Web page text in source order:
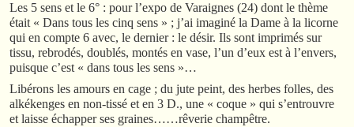
Les 5 sens et le 6° : pour l’expo de Varaignes (24) dont le thème
était « Dans tous les cinq sens » ; j’ai imaginé la Dame à la licorne
qui en compte 6 avec, le dernier : le désir. Ils sont imprimés sur
tissu, rebrodés, doublés, montés en vase, l’un d’eux est à l’envers,
puisque c’est « dans tous les sens »…
Libérons les amours en cage ; du jute peint, des herbes folles, des
alkékenges en non-tissé et en 3 D., une « coque » qui s’entrouvre
et laisse échapper ses graines……rêverie champêtre.